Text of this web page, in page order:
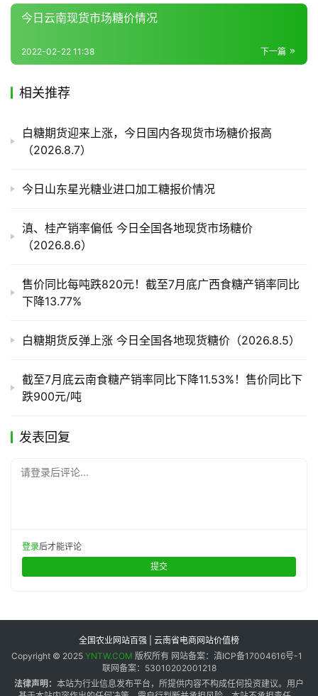
产
链
产
储
今日云南现货市场糖价情况
下一篇
2022-02-22 11:38
相关推荐
白糖期货迎来上涨，今日国内各现货市场糖价报高
（2026.8.7）
今日山东星光糖业进口加工糖报价情况
滇、桂产销率偏低 今日全国各地现货市场糖价
（2026.8.6）
售价同比每吨跌820元！截至7月底广西食糖产销率同比
下降13.77%
白糖期货反弹上涨 今日全国各地现货糖价（2026.8.5）
截至7月底云南食糖产销率同比下降11.53%！售价同比下
跌900元/吨
发表回复
请登录后评论...
登录后才能评论
提交
全国农业网站百强 | 云南省电商网站价值榜
Copyright © 2025 YNTW.COM 版权所有 网站备案：滇ICP备17004616号-1
联网备案：53010202001218
法律声明： 本站为行业信息发布平台，所提供内容不构成任何投资建议。用户